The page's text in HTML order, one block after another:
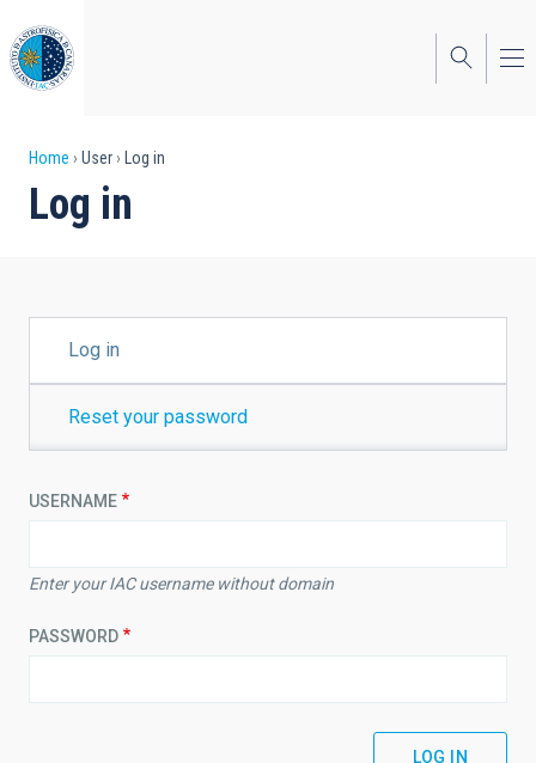
to
main
content
Breadcrumb
Home User Log in
Log in
TABSLog in
Reset your password
USERNAME
Enter your IAC username without domain
PASSWORD